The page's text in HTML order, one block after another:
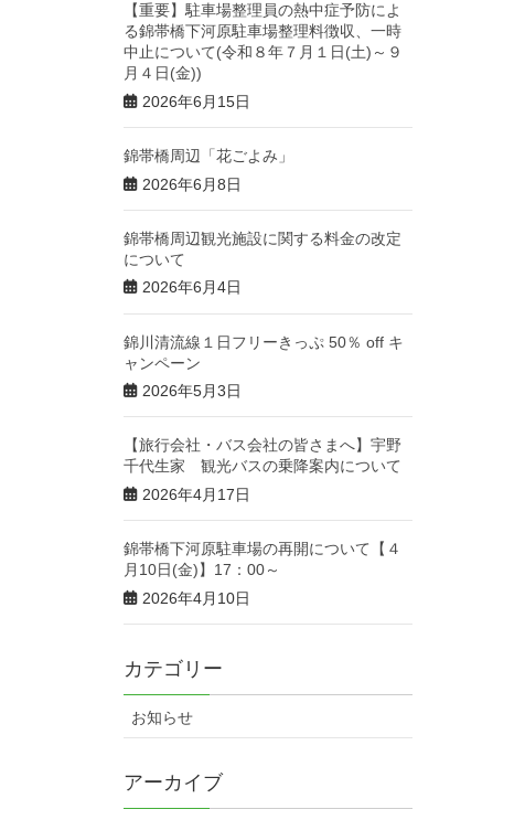
【重要】駐車場整理員の熱中症予防によ
る錦帯橋下河原駐車場整理料徴収、一時
中止について(令和８年７月１日(土)～９
月４日(金))
2026年6月15日
錦帯橋周辺「花ごよみ」
2026年6月8日
錦帯橋周辺観光施設に関する料金の改定
について
2026年6月4日
錦川清流線１日フリーきっぷ 50％ off キ
ャンペーン
2026年5月3日
【旅行会社・バス会社の皆さまへ】宇野
千代生家 観光バスの乗降案内について
2026年4月17日
錦帯橋下河原駐車場の再開について【４
月10日(金)】17：00～
2026年4月10日
カテゴリー
お知らせ
アーカイブ